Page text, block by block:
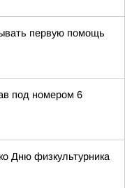
первую помощь
под номером 6
Дню физкультурника